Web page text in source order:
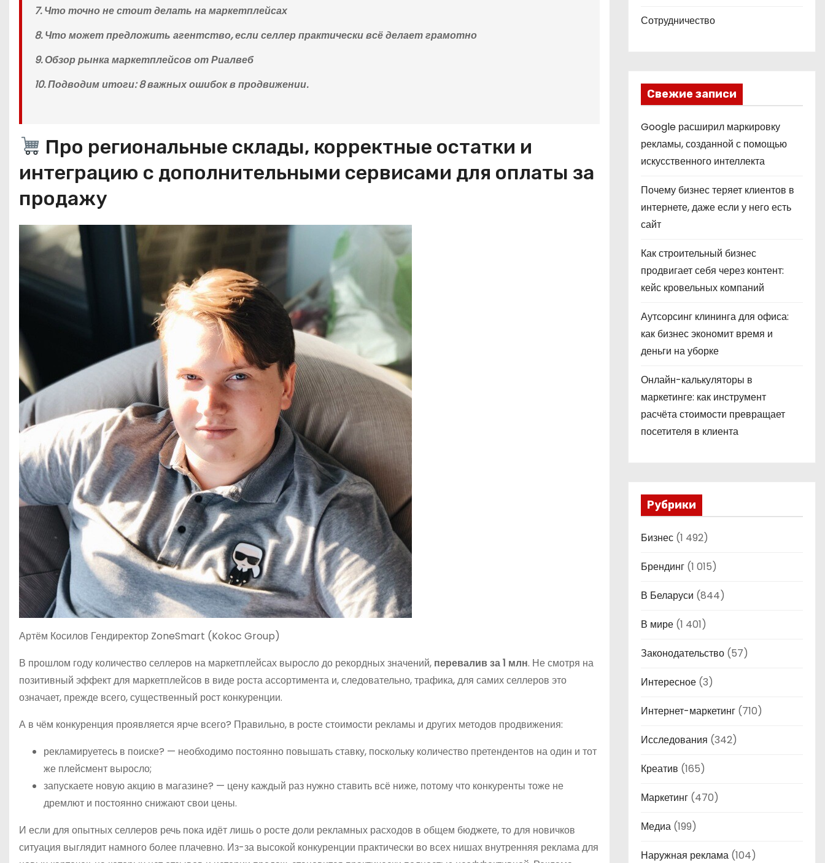
7. Что точно не стоит делать на маркетплейсах
8. Что может предложить агентство, если селлер практически всё делает грамотно
9. Обзор рынка маркетплейсов от Риалвеб
10. Подводим итоги: 8 важных ошибок в продвижении.
Про региональные склады, корректные остатки и
интеграцию с дополнительными сервисами для оплаты за
продажу
Артём Косилов Гендиректор ZoneSmart (Kokoc Group)
В прошлом году количество селлеров на маркетплейсах выросло до рекордных значений, перевалив за 1 млн. Не смотря на
позитивный эффект для маркетплейсов в виде роста ассортимента и, следовательно, трафика, для самих селлеров это
означает, прежде всего, существенный рост конкуренции.
А в чём конкуренция проявляется ярче всего? Правильно, в росте стоимости рекламы и других методов продвижения:
рекламируетесь в поиске? — необходимо постоянно повышать ставку, поскольку количество претендентов на один и тот
же плейсмент выросло;
запускаете новую акцию в магазине? — цену каждый раз нужно ставить всё ниже, потому что конкуренты тоже не
дремлют и постоянно снижают свои цены.
И если для опытных селлеров речь пока идёт лишь о росте доли рекламных расходов в общем бюджете, то для новичков
ситуация выглядит намного более плачевно. Из-за высокой конкуренции практически во всех нишах внутренняя реклама для
Сотрудничество
Свежие записи
Google расширил маркировку
рекламы, созданной с помощью
искусственного интеллекта
Почему бизнес теряет клиентов в
интернете, даже если у него есть
сайт
Как строительный бизнес
продвигает себя через контент:
кейс кровельных компаний
Аутсорсинг клининга для офиса:
как бизнес экономит время и
деньги на уборке
Онлайн-калькуляторы в
маркетинге: как инструмент
расчёта стоимости превращает
посетителя в клиента
Рубрики
Бизнес (1 492)
Брендинг (1 015)
В Беларуси (844)
В мире (1 401)
Законодательство (57)
Интересное (3)
Интернет-маркетинг (710)
Исследования (342)
Креатив (165)
Маркетинг (470)
Медиа (199)
Наружная реклама (104)